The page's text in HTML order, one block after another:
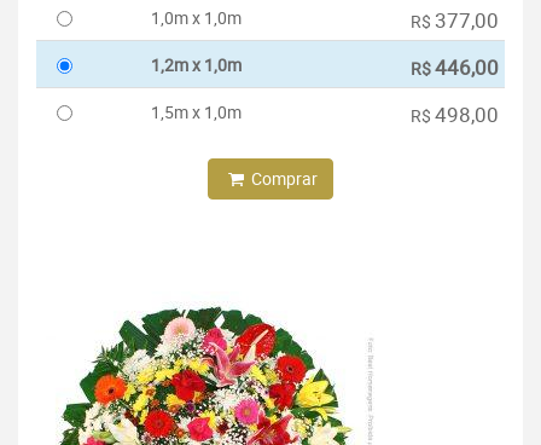
1,0m x 1,0m
R$ 377,00
1,2m x 1,0m R$446,00
1,5m x 1,0m R$ 498,00
Comprar